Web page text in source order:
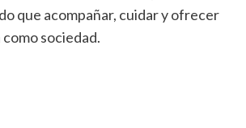
que acompañar, cuidar y ofrecer
sociedad.